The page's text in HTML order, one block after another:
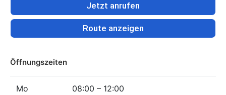
Jetzt anrufen
Route anzeigen
Öffnungszeiten
Mo
08:00 – 12:00